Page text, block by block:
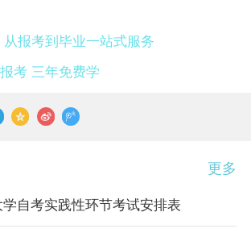
报考到毕业一站式服务
考 三年免费学
更多
自考实践性环节考试安排表